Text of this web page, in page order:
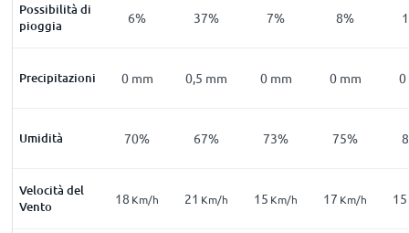
Possibilità di
pioggia21% 6% 37% 7% 8%
Precipitazioni
0mm 0 mm 0,5 mm 0 mm 0 mm 0
Umidità
84 70% 67% 73% 75%
Velocità del
Vento20Km/h 18 Km/h 21 Km/h 15 Km/h 17 Km/h 15